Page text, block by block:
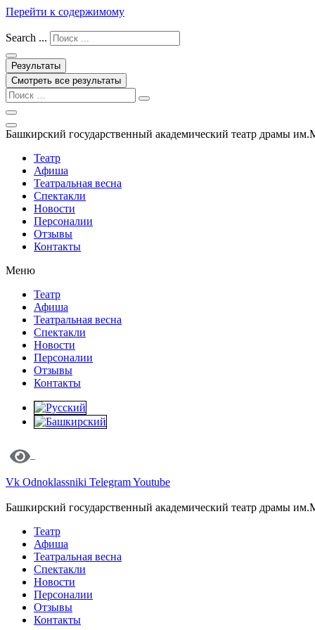
Перейти к содержимому
Search ...
Результаты
Смотреть все результаты
Башкирский государственный академический театр драмы
Театр
Афиша
Театральная весна
Спектакли
Новости
Персоналии
Отзывы
Контакты
Меню
Театр
Афиша
Театральная весна
Спектакли
Новости
Персоналии
Отзывы
Контакты
Vk Odnoklassniki TelegramYoutube
Башкирский государственный академический театр драмы
Театр
Афиша
Театральная весна
Спектакли
Новости
Персоналии
Отзывы
Контакты